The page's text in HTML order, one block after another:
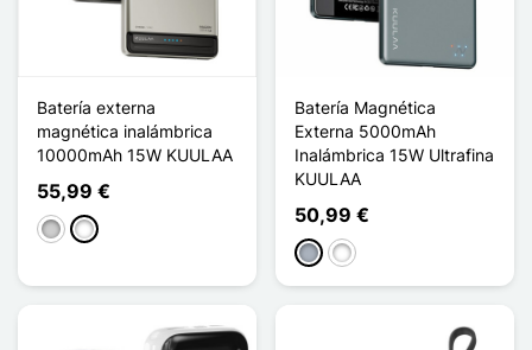
Batería externa
magnética inalámbrica
10000mAh 15W KUULAA
55,99 €
PlataTitanium
Batería Magnética
Externa 5000mAh
Inalámbrica 15W Ultrafina
KUULAA
50,99 €
Gris Titanium